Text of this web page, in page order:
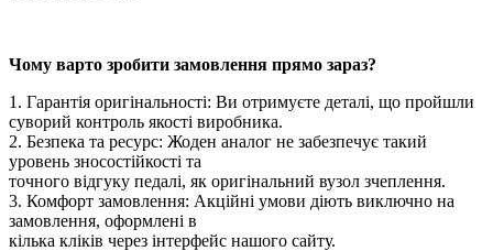
Чому варто зробити замовлення прямо зараз?
1. Гарантія оригінальності: Ви отримуєте деталі, що пройшли
суворий контроль якості виробника.
2. Безпека та ресурс: Жоден аналог не забезпечує такий
уровень зносостійкості та
точного відгуку педалі, як оригінальний вузол зчеплення.
3. Комфорт замовлення: Акційні умови діють виключно на
замовлення, оформлені в
кілька кліків через інтерфейс нашого сайту.